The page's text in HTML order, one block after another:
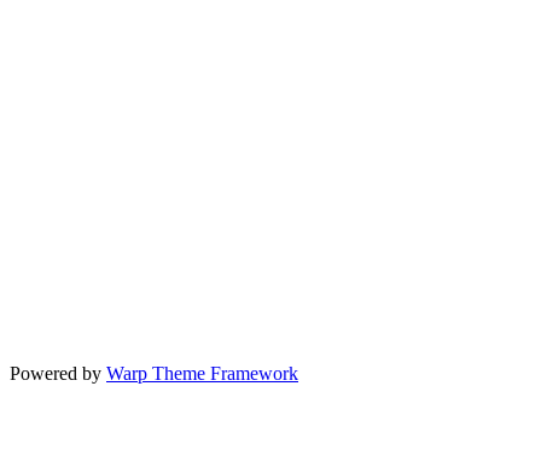
Powered by Warp Theme Framework